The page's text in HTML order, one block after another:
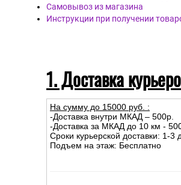
Самовывоз из магазина
Инструкции при получении
1. Доставка
На сумму до 15000 руб. :
-Доставка внутри МКАД – 500р.
-Доставка за МКАД до 10 км -
Сроки курьерской доставки: 1-3
Подъем на этаж: Бесплатно